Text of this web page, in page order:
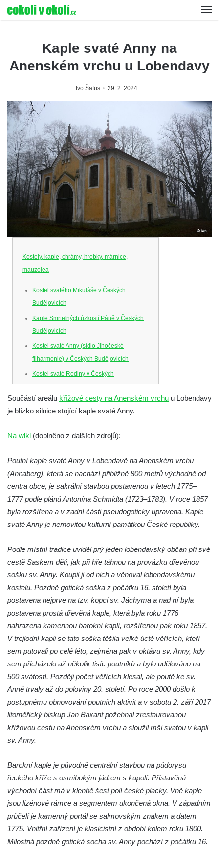
Kaple svaté Anny na
Anenském vrchu u Lobendavy
Ivo Šafus 29. 2. 2024
Kostely, kaple, chrámy, hrobky, márnice,
mauzolea
Kostel svatého Mikuláše v Českých
Budějovicích
Kaple Smrtelných úzkostí Páně v Českých
Budějovicích
Kostel svaté Anny (sídlo Jihočeské
filharmonie) v Českých Budějovicích
Kostel svaté Rodiny v Českých
Budějovicích
Kostel Obětování Panny Marie u kláštera
dominikánů v Českých Budějovicích
Dělnická v Kamenném Újezdě
Bývalý kostel svatých Filipa a Jakuba na
náměstí J. V. Kamarýta ve Velešíně
Kaple na hřbitově ve Velešíně
Márnice na hřbitově ve Velešíně
Kostel svatého Václava ve Velešíně
Poutní areál Římov
Kostel svatého Ducha v poutním areálu
Římov
Křížová cesta Římov – XXV. kaple – Boží
hrob
Křížová cesta Římov – XXIV. kaple – Pieta
Křížová cesta Římov – XXIII. kaple –
Kalvárie
Křížová cesta Římov – XXII. kaple – Šimon
Cyrénský pomáhá Ježíši nést kříž
Křížová cesta Římov – XXI. kaple –
Popravní brána
Křížová cesta Římov – XX. kaple – Svatá
Veronika potkává Ježíše a utírá mu do své
roušky pot z tváře
kříž nesoucí potkává Pannu Marii
Křížová cesta Římov – XVIII. kaple – Na
Křížová cesta Římov – XVII. kaple – Velký
Pilát
Křížová cesta Římov – XVI. kaple – U
Součástí areálu křížové cesty na Anenském vrchu u Lobendavy
je blízko silnice stojící kaple svaté Anny.
Na wiki (doplněno z dalších zdrojů):
Poutní kaple svaté Anny v Lobendavě na Anenském vrchu
(Annaberg), která se nachází přibližně 800 metrů východně od
centra obce, je sakrální stavbou postavenou v letech 1775–
1777 podle plánů Antonína Schmidta (1723–1783). V roce 1857
byla rozšířena a v zadní části pseudogoticky upravena. Kaple
svaté Anny je nemovitou kulturní památkou České republiky.
Podle místní tradice uviděl prý jeden lobendavský občan při své
cestě Saskem děti, jak při hře táhnou na provázku dřevěnou
sošku sv. Anny. Koupil ji od nich a věnoval lobendavskému
kostelu. Pozdně gotická soška z počátku 16. století byla
postavena nejprve na tzv. kopci sv. Jáchyma a nad ní byla
postavena prostá dřevěná kaple, která byla roku 1776
nahrazena kamennou barokní kaplí, rozšířenou pak roku 1857.
V trojlodní kapli se tato soška těšila velké úctě věřících, kteří
sem putovali po celé léto, zejména pak v oktávu sv. Anny, kdy
sem přicházelo až několik tisíc poutníků a bylo udělováno na
500 svátostí. Později počet věřících klesal, ale poutě ke sv.
Anně trvaly až do poloviny 20. století. Po roce 2000 došlo k
postupnému obnovování poutních aktivit a v sobotu 2. září 2017
litoměřický biskup Jan Baxant požehnal zrestaurovanou
křížovou cestu na Anenském vrchu a sloužil mši svatou v kapli
sv. Anny.
Barokní kaple je původně centrální stavbou na půdorysu
řeckého kříže s osmibokým jádrem s kupolí. Přistavěná
východní část má v klenbě šest polí české placky. Vně kaple
jsou lizénové rámce a segmentem ukončená okna. V západním
průčelí je kamenný portál se salmovským znakem a datem
1775. Vnitřní zařízení je klasicistní z období kolem roku 1800.
Milostná pozdně gotická socha sv. Anny pochází z počátku 16.